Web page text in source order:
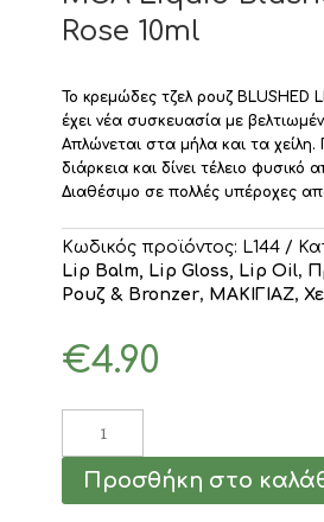
Rose 10ml
Το κρεμώδες τζελ ρουζ BLUSHED
έχει νέα συσκευασία με
Απλώνεται στα μήλα και τα χείλη.
διάρκεια και δίνει τέλειο φυσικό
Διαθέσιμο σε πολλές υπέροχες
Κωδικός προϊόντος: L144
Lip Balm, Lip Gloss, Lip Oil,
Ρουζ & Bronzer, ΜΑΚΙΓΙΑΖ,
€4.90
Liquid
Blusher
Dusky
Προσθήκη στο